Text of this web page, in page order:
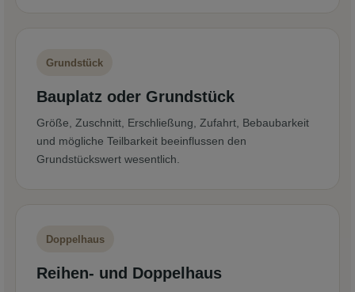
Grundstück
Bauplatz oder Grundstück
Größe, Zuschnitt, Erschließung, Zufahrt, Bebaubarkeit
und mögliche Teilbarkeit beeinflussen den
Grundstückswert wesentlich.
Doppelhaus
Reihen- und Doppelhaus